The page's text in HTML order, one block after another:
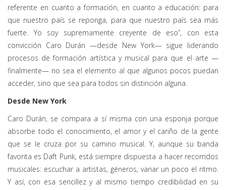
referente en cuanto a formación, en cuanto a educación: para
que nuestro país se reponga, para que nuestro país sea más
fuerte. Yo soy supremamente creyente de eso”, con esta
convicción Caro Durán —desde New York— sigue liderando
procesos de formación artística y musical para que el arte —
finalmente— no sea el elemento al que algunos pocos puedan
acceder, sino que sea para todos sin distinción alguna.
Desde New York
Caro Durán, se compara a sí misma con una esponja porque
absorbe todo el conocimiento, el amor y el cariño de la gente
que se le cruza por su camino musical. Y, aunque su banda
favorita es Daft Punk, está siempre dispuesta a hacer recorridos
musicales: escuchar a artistas, géneros, variar un poco el ritmo.
Y así, con esa sencillez y al mismo tiempo credibilidad en su